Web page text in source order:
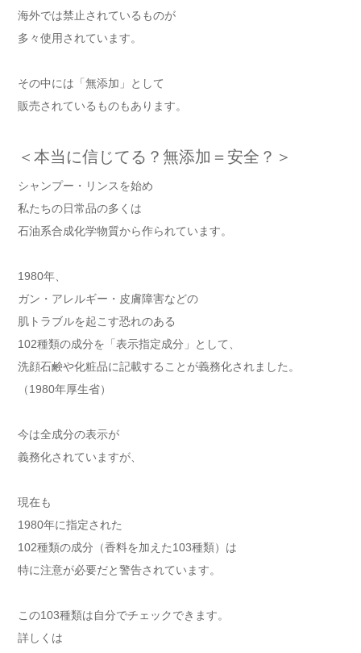
海外では禁止されているものが
多々使用されています。
その中には「無添加」として
販売されているものもあります。
＜本当に信じてる？無添加＝安全？＞
シャンプー・リンスを始め
私たちの日常品の多くは
石油系合成化学物質から作られています。
1980年、
ガン・アレルギー・皮膚障害などの
肌トラブルを起こす恐れのある
102種類の成分を「表示指定成分」として、
洗顔石鹸や化粧品に記載することが義務化されました。
（1980年厚生省）
今は全成分の表示が
義務化されていますが、
現在も
1980年に指定された
102種類の成分（香料を加えた103種類）は
特に注意が必要だと警告されています。
この103種類は自分でチェックできます。
詳しくは